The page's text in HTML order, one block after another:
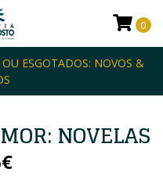
ESGOTADOS: NOVOS &
0
NOVELAS